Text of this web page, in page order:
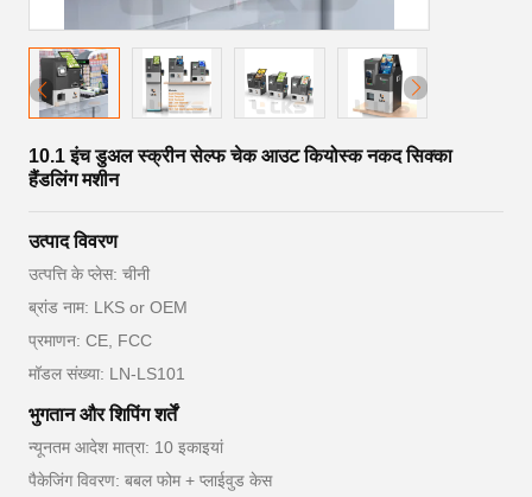
10.1 इंच डुअल स्क्रीन सेल्फ चेक आउट कियोस्क नकद सिक्का
हैंडलिंग मशीन
उत्पाद विवरण
उत्पत्ति के प्लेस: चीनी
ब्रांड नाम: LKS or OEM
प्रमाणन: CE, FCC
मॉडल संख्या: LN-LS101
भुगतान और शिपिंग शर्तें
न्यूनतम आदेश मात्रा: 10 इकाइयां
पैकेजिंग विवरण: बबल फोम + प्लाईवुड केस